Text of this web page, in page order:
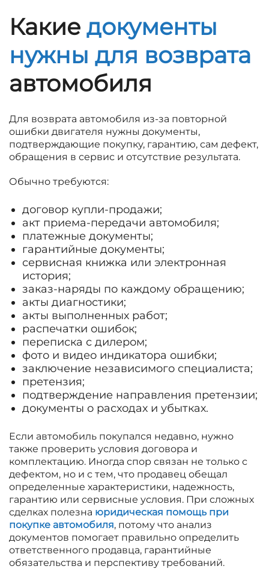
Какие документы
нужны для возврата
автомобиля
Для возврата автомобиля из-за повторной
ошибки двигателя нужны документы,
подтверждающие покупку, гарантию, сам дефект,
обращения в сервис и отсутствие результата.
Обычно требуются:
договор купли-продажи;
акт приема-передачи автомобиля;
платежные документы;
гарантийные документы;
сервисная книжка или электронная
история;
заказ-наряды по каждому обращению;
акты диагностики;
акты выполненных работ;
распечатки ошибок;
переписка с дилером;
фото и видео индикатора ошибки;
заключение независимого специалиста;
претензия;
подтверждение направления претензии;
документы о расходах и убытках.
Если автомобиль покупался недавно, нужно
также проверить условия договора и
комплектацию. Иногда спор связан не только с
дефектом, но и с тем, что продавец обещал
определенные характеристики, надежность,
гарантию или сервисные условия. При сложных
сделках полезна юридическая помощь при
покупке автомобиля, потому что анализ
документов помогает правильно определить
ответственного продавца, гарантийные
обязательства и перспективу требований.